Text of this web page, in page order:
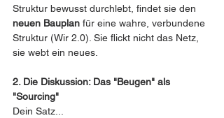
Struktur bewusst durchlebt, findet sie den
neuen Bauplan für eine wahre, verbundene
Struktur (Wir 2.0). Sie flickt nicht das Netz,
sie webt ein neues.
2. Die Diskussion: Das "Beugen" als
"Sourcing"
Dein Satz...